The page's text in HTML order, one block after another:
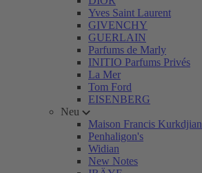
Yves Saint Laurent
GIVENCHY
GUERLAIN
Parfums de Marly
INITIO Parfums Privés
La Mer
Tom Ford
EISENBERG
Neu
Maison Francis Kurkdjian
Penhaligon's
Widian
New Notes